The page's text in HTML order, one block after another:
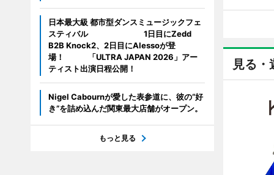
見る・
日本最大級 都市型ダンスミュージックフェ
スティバル 1日目にZedd
B2B Knock2、2日目にAlessoが登
場！ 「ULTRA JAPAN 2026」アー
ティスト出演日程公開！
Nigel Cabournが愛した表参道に、彼の“好
き”を詰め込んだ関東最大店舗がオープン。
もっと見る